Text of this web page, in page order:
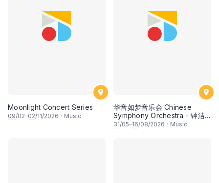
Moonlight Concert Series
09/02–02/11/2026 · Music
华音如梦音乐会 Chinese
Symphony Orchestra - 钟洁
希 • 李安田 • 谢哲信 • 李霆坚
31/05–16/08/2026 · Music